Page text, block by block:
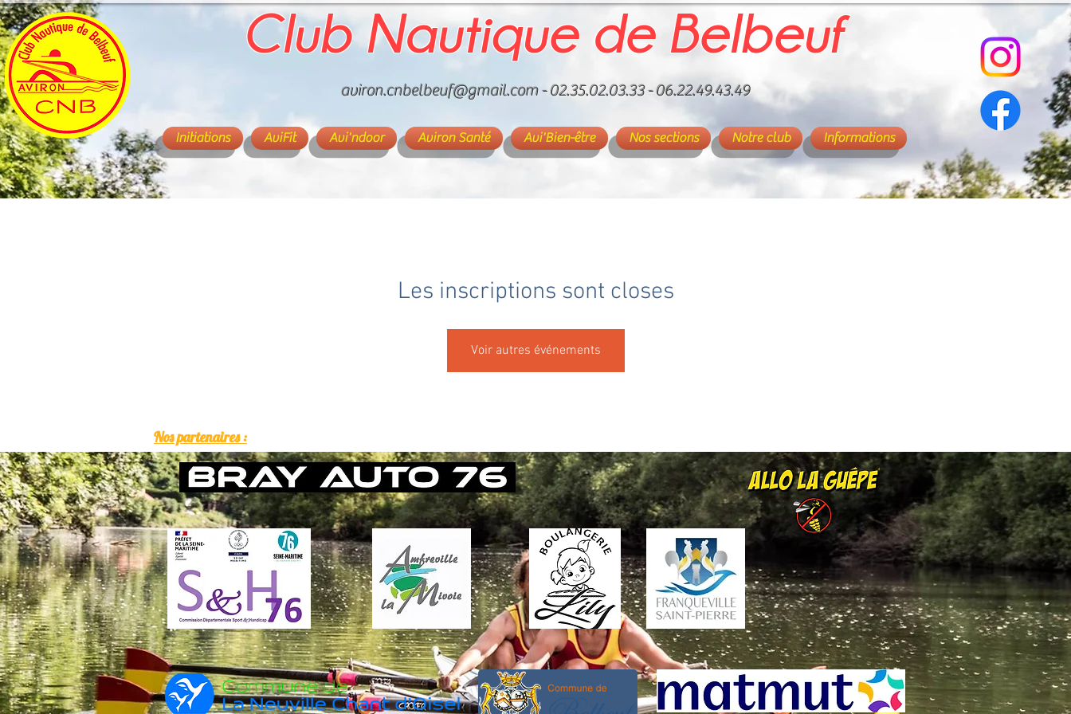
Club Nautique de Belbeuf
aviron.cnbelbeuf@gmail.com- 02.35.02.03.33 - 06.22.49.43.49
Initiations AviFit Avi'ndoor Aviron Santé Avi'Bien-être Nos sections Notre club Informations
Les inscriptions sont closes
Voir autres événements
Nos partenaires :